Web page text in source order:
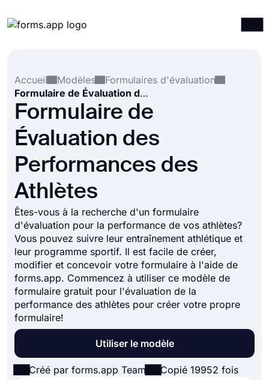
Intégrations
Modèles
Ressources
Accueil
Modèles
Formulaires d'évaluation
Formulaire de Évaluation des Performances des Athlètes
Formulaire de
Évaluation des
Performances des
Athlètes
Êtes-vous à la recherche d'un formulaire
d'évaluation pour la performance de vos athlètes?
Vous pouvez suivre leur entraînement athlétique et
leur programme sportif. Il est facile de créer,
modifier et concevoir votre formulaire à l'aide de
forms.app. Commencez à utiliser ce modèle de
formulaire gratuit pour l'évaluation de la
performance des athlètes pour créer votre propre
formulaire!
Utiliser le modèle
Créé par forms.app Team Copié 19952 fois